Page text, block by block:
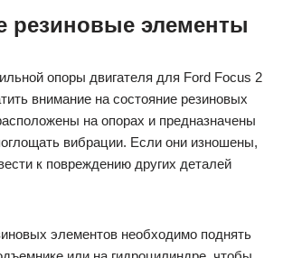
резиновые элементы
опоры двигателя для Ford Focus 2
внимание на состояние резиновых
на опорах и предназначены
вибрации. Если они изношены,
к повреждению других деталей
элементов необходимо поднять